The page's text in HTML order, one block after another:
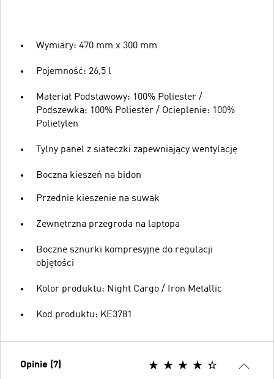
Wymiary: 470 mm x 300 mm
Pojemność: 26,5 l
Materiał Podstawowy: 100% Poliester /
Podszewka: 100% Poliester / Ocieplenie: 100%
Polietylen
Tylny panel z siateczki zapewniający wentylację
Boczna kieszeń na bidon
Przednie kieszenie na suwak
Zewnętrzna przegroda na laptopa
Boczne sznurki kompresyjne do regulacji
objętości
Kolor produktu: Night Cargo / Iron Metallic
Kod produktu: KE3781
Opinie (7)